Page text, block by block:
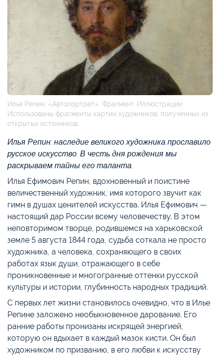
Илья Репин. «Автопортрет». Фрагмент. Иллюстрации:
Использованы фрагменты картин художников, полученных из
открытых источников.
Илья Репин: наследие великого художника прославило
русское искусство. В честь дня рождения мы
раскрываем тайны его таланта.
Илья Ефимович Репин, вдохновенный и поистине
величественный художник, имя которого звучит как
гимн в душах ценителей искусства. Илья Ефимович —
настоящий дар России всему человечеству. В этом
неповторимом творце, родившемся на харьковской
земле 5 августа 1844 года, судьба соткала не просто
художника, а человека, сохраняющего в своих
работах язык души, отражающего в себе
проникновенные и многогранные оттенки русской
культуры и истории, глубинность народных традиций.
С первых лет жизни становилось очевидно, что в Илье
Репине заложено необыкновенное дарование. Его
ранние работы пронизаны искрящей энергией,
которую он вдыхает в каждый мазок кисти. Он был
художником по призванию, в его любви к искусству